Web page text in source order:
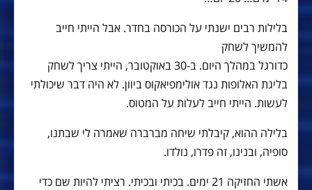
בלילות רבים ישנתי על הכורסה בחדר. אבל הייתי חייב
להמשיך לשחק
כדורגל במהלך היום. ב-30 באוקטובר, הייתי צריך לשחק
בליגת האלופות נגד אולימפיאקוס ביוון. לא היה דבר שיכולתי
לעשות. הייתי חייב לעלות על המטוס.
בלילה ההוא, קיבלתי שיחה מברברה שאמרה לי שבתנו,
סופיה, ובנינו, זה פדרו, נולדו.
אשתי החזיקה 21 ימים. בכיתי ובכיתי. רציתי להיות שם כדי